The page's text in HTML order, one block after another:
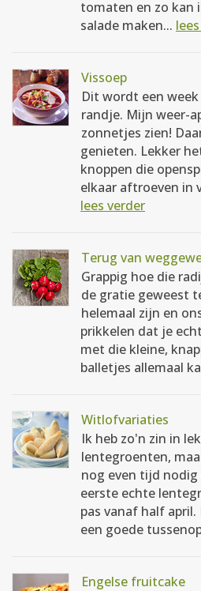
tomaten en zo kan
salade maken...
Vissoep
Dit wordt een
randje. Mijn weer-
zonnetjes zien!
genieten. Lekker
knoppen die
elkaar aftroeven in
lees verder
Terug van
Grappig hoe die
de gratie geweest
helemaal zijn en
prikkelen dat je
met die kleine,
balletjes allemaal
Witlofvariaties
Ik heb zo'n zin in
lentegroenten,
nog even tijd
eerste echte
pas vanaf half
een goede
Engelse fruitcake